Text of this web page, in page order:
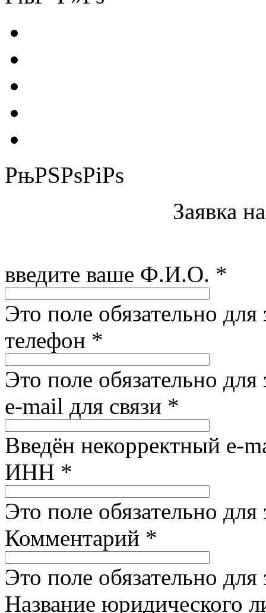
РњРЅРѕРіРѕ
Заявка
введите ваше Ф.И.О. *
Это поле обязательно для
телефон *
Это поле обязательно для
e-mail для связи *
Введён некорректный e-
ИНН *
Это поле обязательно для
Комментарий *
Это поле обязательно для
Название юридического